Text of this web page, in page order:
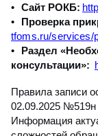
Сайт РОКБ:
Проверка
tfoms.ru/services/
Раздел
консультации»:
Правила записи
02.09.2025 №519н
Информация